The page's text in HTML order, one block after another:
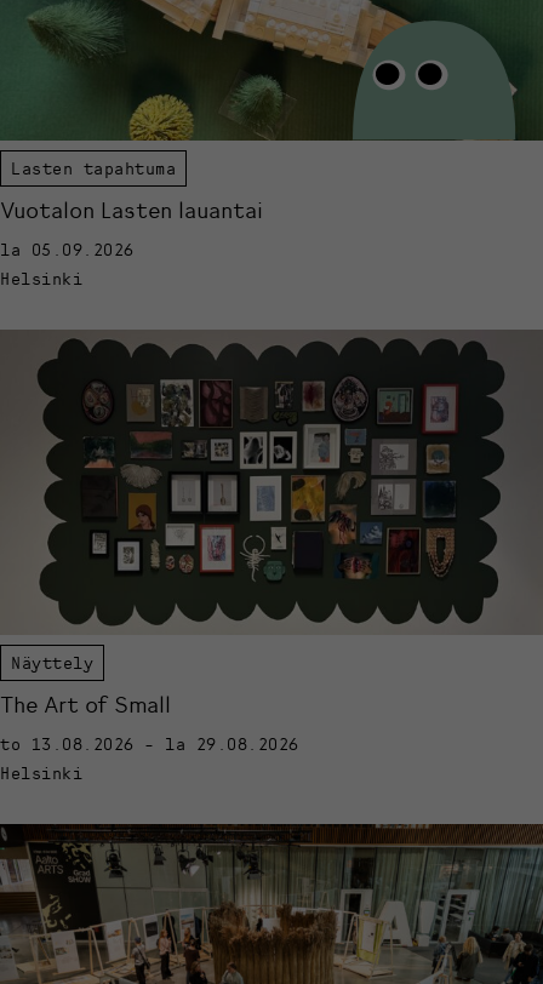
Lasten tapahtuma
Vuotalon Lasten lauantai
la 05.09.2026
Helsinki
Näyttely
The Art of Small
to 13.08.2026 - la 29.08.2026
Helsinki